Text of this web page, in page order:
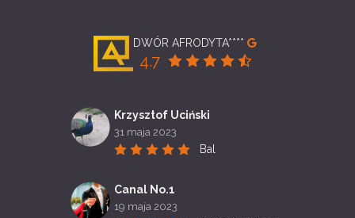
DWÓR AFRODYTA****
4.7
Krzysztof Uciński
31 maja 2023
Bal
Canal No.1
19 maja 2023